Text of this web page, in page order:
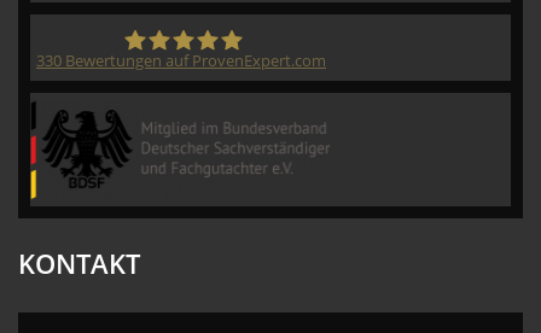
330 Bewertungen auf ProvenExpert.com
KONTAKT